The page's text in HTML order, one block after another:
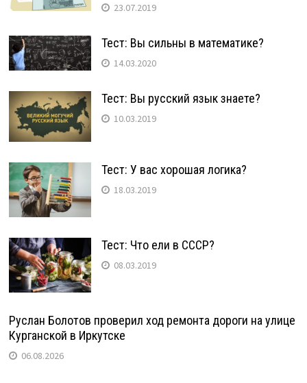
23.07.2019
Тест: Вы сильны в математике?
14.03.2020
Тест: Вы русский язык знаете?
10.03.2019
Тест: У вас хорошая логика?
18.03.2019
Тест: Что ели в СССР?
08.03.2019
Руслан Болотов проверил ход ремонта дороги на улице
Курганской в Иркутске
06.08.2026